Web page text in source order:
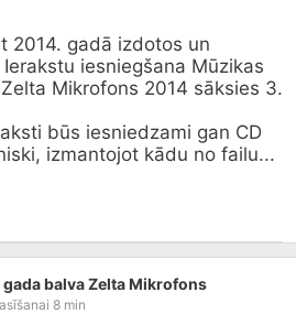
2014. gadā izdotos un
iesniegšana Mūzikas
Mikrofons 2014 sāksies 3.
būs iesniedzami gan CD
izmantojot kādu no failu...
balva Zelta Mikrofons
8 min